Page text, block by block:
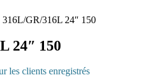
316L/GR/316L 24″ 150
24″ 150
les clients enregistrés